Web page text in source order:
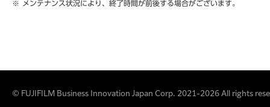
メンテナンス状況により、終了時間が前後する場合がございます。
© FUJIFILM Business Innovation Japan Corp. 2021-2026 All rights